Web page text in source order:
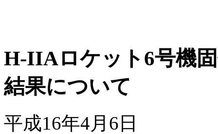
H-IIAロケット6号機
結果について
平成16年4月6日